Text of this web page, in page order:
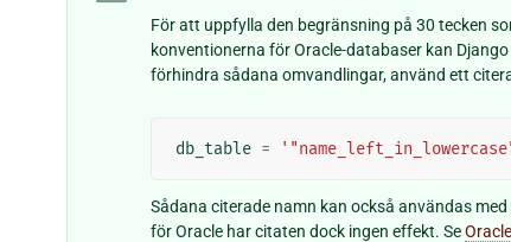
För att uppfylla den begränsning på 30 tecken
konventionerna för Oracle-databaser kan
förhindra sådana omvandlingar, använd ett
db_table =
Sådana citerade namn kan också användas
för Oracle har citaten dock ingen effekt. Se